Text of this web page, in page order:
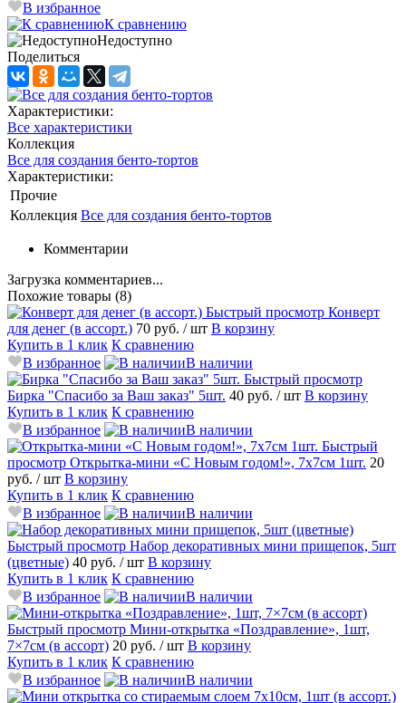
В избранное
К сравнению
Недоступно
Поделиться
Характеристики:
Все характеристики
Коллекция
Все для создания бенто-тортов
Характеристики:
Прочие
Коллекция Все для создания бенто-тортов
Комментарии
Загрузка комментариев...
Похожие товары (8)
Быстрый просмотр Конверт
для денег (в ассорт.) 70 руб. / шт В корзину
Купить в 1 клик К сравнению
В избранное
В наличии
Быстрый просмотр
Бирка "Спасибо за Ваш заказ" 5шт. 40 руб. / шт В корзину
Купить в 1 клик К сравнению
В избранное
В наличии
Быстрый
просмотр Открытка-мини «С Новым годом!», 7х7см 1шт. 20
руб. / шт В корзину
Купить в 1 клик К сравнению
В избранное
В наличии
Быстрый просмотр Набор декоративных мини прищепок, 5шт
(цветные) 40 руб. / шт В корзину
Купить в 1 клик К сравнению
В избранное
В наличии
Быстрый просмотр Мини-открытка «Поздравление», 1шт,
7×7см (в ассорт) 20 руб. / шт В корзину
Купить в 1 клик К сравнению
В избранное
В наличии